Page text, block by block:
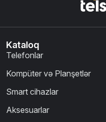
Kataloq
Telefonlar
Kompüter və Planşetlər
Smart cihazlar
Aksesuarlar